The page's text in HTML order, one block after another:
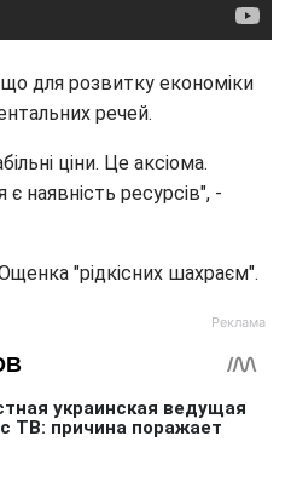
для розвитку економіки
речей.
ціни. Це аксіома.
наявність ресурсів", -
"рідкісних шахраєм".